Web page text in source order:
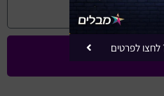
ומבצעים
לפרטים